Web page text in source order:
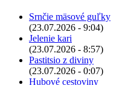
Srnčie mäsové guľky
(23.07.2026 - 9:04)
Jelenie kari
(23.07.2026 - 8:57)
Pastitsio z diviny
(23.07.2026 - 0:07)
Hubové cestoviny